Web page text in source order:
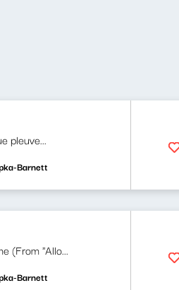
pleuve...
Barnett
(From "Allo...
Barnett